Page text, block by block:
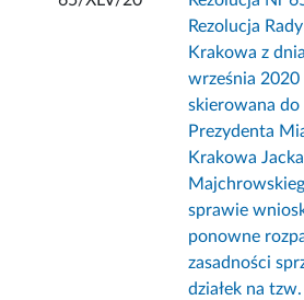
Rezolucja
Krakowa z
września 2020
skierowana do
Prezydenta
Krakowa Jacka
sprawie
ponowne
zasadności
działek na